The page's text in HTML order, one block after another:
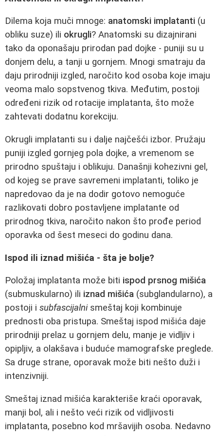
Dilema koja muči mnoge: anatomski implatanti (u
obliku suze) ili okrugli? Anatomski su dizajnirani
tako da oponašaju prirodan pad dojke - puniji su u
donjem delu, a tanji u gornjem. Mnogi smatraju da
daju prirodniji izgled, naročito kod osoba koje imaju
veoma malo sopstvenog tkiva. Međutim, postoji
određeni rizik od rotacije implatanta, što može
zahtevati dodatnu korekciju.
Okrugli implatanti su i dalje najčešći izbor. Pružaju
puniji izgled gornjeg pola dojke, a vremenom se
prirodno spuštaju i oblikuju. Današnji kohezivni gel,
od kojeg se prave savremeni implatanti, toliko je
napredovao da je na dodir gotovo nemoguće
razlikovati dobro postavljene implatante od
prirodnog tkiva, naročito nakon što prođe period
oporavka od šest meseci do godinu dana.
Ispod ili iznad mišića - šta je bolje?
Položaj implatanta može biti ispod prsnog mišića
(submuskularno) ili iznad mišića (subglandularno), a
postoji i subfascijalnismeštaj koji kombinuje
prednosti oba pristupa. Smeštaj ispod mišića daje
prirodniji prelaz u gornjem delu, manje je vidljiv i
opipljiv, a olakšava i buduće mamografske preglede.
Sa druge strane, oporavak može biti nešto duži i
intenzivniji.
Smeštaj iznad mišića karakteriše kraći oporavak,
manji bol, ali i nešto veći rizik od vidljivosti
implatanta, posebno kod mršavijih osoba. Nedavno